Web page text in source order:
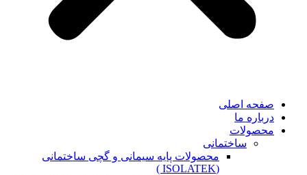
صفحه اصلی
درباره ما
محصولات
ساختمانی
محصولات پایه سیمانی و گچی ساختمانی
(ISOLATEK )